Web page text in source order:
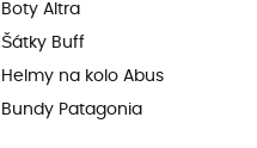
Boty Altra
Šátky Buff
Helmy na kolo Abus
Bundy Patagonia